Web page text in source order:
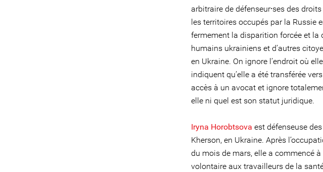
arbitraire de défenseur⸱ses des
les territoires occupés par la Russie
fermement la disparition forcée et la
humains ukrainiens et d’autres
en Ukraine. On ignore l’endroit où
indiquent qu’elle a été transférée
accès à un avocat et ignore
elle ni quel est son statut juridique.
Iryna Horobtsova est défenseuse
Kherson, en Ukraine. Après
du mois de mars, elle a commencé
volontaire aux travailleurs de la